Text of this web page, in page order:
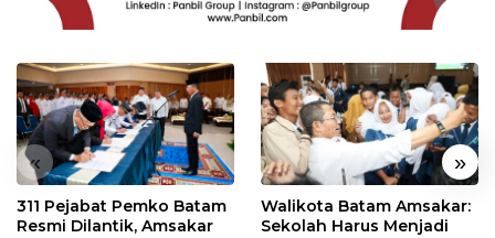
« »
311 Pejabat Pemko Batam
Resmi Dilantik, Amsakar
Walikota Batam Amsakar:
Sekolah Harus Menjadi